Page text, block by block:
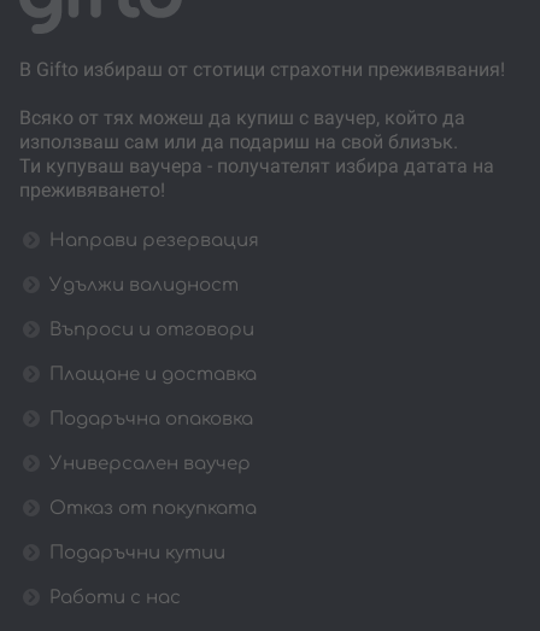
В Gifto избираш от стотици страхотни преживявания!
Всяко от тях можеш да купиш с ваучер, който да
използваш сам или да подариш на свой близък.
Ти купуваш ваучера - получателят избира датата на
преживяването!
Направи резервация
Удължи валидност
Въпроси и отговори
Плащане и доставка
Подаръчна опаковка
Универсален ваучер
Отказ от покупката
Подаръчни кутии
Работи с нас